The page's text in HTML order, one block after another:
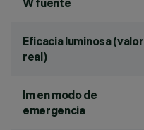
W fuente
Eficacia luminosa (valor
real)
lm en modo de
emergencia